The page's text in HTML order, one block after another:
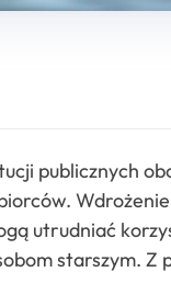
publicznych
utrudniać
starszym. Z